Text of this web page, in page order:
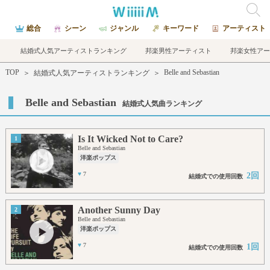
総合 シーン ジャンル キーワード アーティスト
結婚式人気アーティストランキング 邦楽男性アーティスト 邦楽女性ア
TOP ＞ 結婚式人気アーティストランキング ＞ Belle and Sebastian
Belle and Sebastian 結婚式人気曲ランキング
1 Is It Wicked Not to Care?
Belle and Sebastian
洋楽ポップス
♥ 7 結婚式での使用回数 2回
2 Another Sunny Day
Belle and Sebastian
洋楽ポップス
♥ 7 結婚式での使用回数 1回